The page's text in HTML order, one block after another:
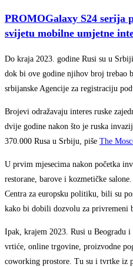
PROMOGalaxy S24 serija
svijetu mobilne umjetne
Do kraja 2023. godine Rusi su u
dok bi ove godine njihov broj trebao
srbijanske Agencije za registraciju
Brojevi odražavaju interes ruske
dvije godine nakon što je ruska
370.000 Rusa u Srbiju, piše The
U prvim mjesecima nakon početka
restorane, barove i kozmetičke
Centra za europsku politiku, bili su
kako bi dobili dozvolu za privremeni
Ipak, krajem 2023. Rusi u Beogradu i
vrtiće, online trgovine, proizvodne
coworking prostore. Tu su i tvrtke iz